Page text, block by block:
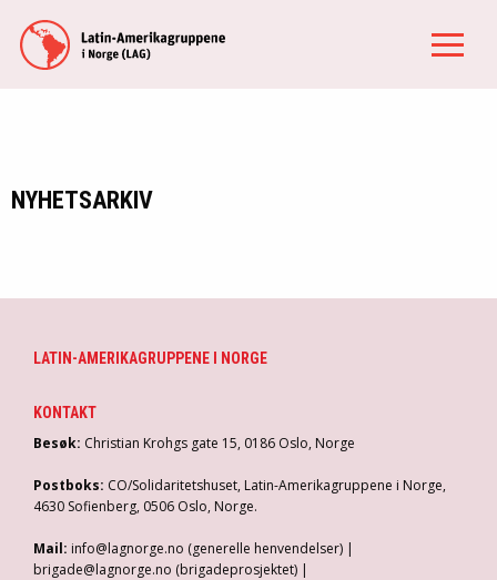
NYHETSARKIV
LATIN-AMERIKAGRUPPENE I NORGE
KONTAKT
Besøk: Christian Krohgs gate 15, 0186 Oslo, Norge
Postboks: CO/Solidaritetshuset, Latin-Amerikagruppene i Norge,
4630 Sofienberg, 0506 Oslo, Norge.
Mail: info@lagnorge.no (generelle henvendelser) |
brigade@lagnorge.no (brigadeprosjektet) |